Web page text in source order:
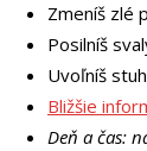
Zmeníš zlé
Posilníš
Uvoľníš
Bližšie
Deň a čas: